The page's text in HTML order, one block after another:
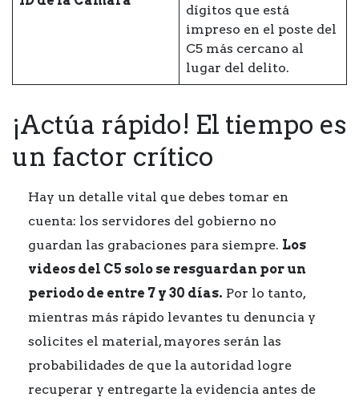
dígitos que está
impreso en el poste del
C5 más cercano al
lugar del delito.
¡Actúa rápido! El tiempo es
un factor crítico
Hay un detalle vital que debes tomar en
cuenta: los servidores del gobierno no
guardan las grabaciones para siempre. Los
videos del C5 solo se resguardan por un
periodo de entre 7 y 30 días. Por lo tanto,
mientras más rápido levantes tu denuncia y
solicites el material, mayores serán las
probabilidades de que la autoridad logre
recuperar y entregarte la evidencia antes de